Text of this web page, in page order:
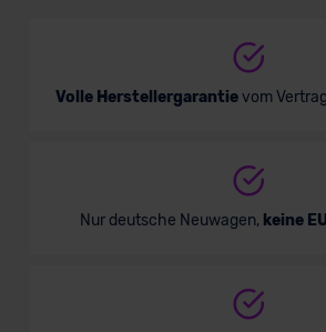
Volle Herstellergarantievom
Nur deutsche Neuwagen, keine